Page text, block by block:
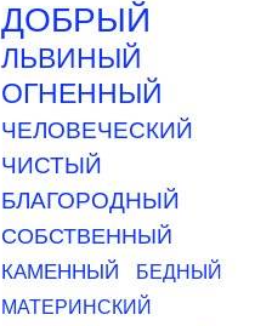
ДОБРЫЙ
ЛЬВИНЫЙ
ОГНЕННЫЙ
ЧЕЛОВЕЧЕСКИЙ
ЧИСТЫЙ
БЛАГОРОДНЫЙ
СОБСТВЕННЫЙ
КАМЕННЫЙ
БЕДНЫЙ
МАТЕРИНСКИЙ